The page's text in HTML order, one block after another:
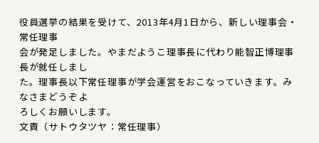
役員選挙の結果を受けて、2013年4月1日から、新しい理事会・
常任理事
会が発足しました。やまだようこ理事長に代わり能智正博理事
長が就任しまし
た。理事長以下常任理事が学会運営をおこなっていきます。み
なさまどうぞよ
ろしくお願いします。
文責（サトウタツヤ：常任理事）